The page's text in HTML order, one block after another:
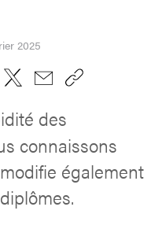
2025
des
connaissons
également